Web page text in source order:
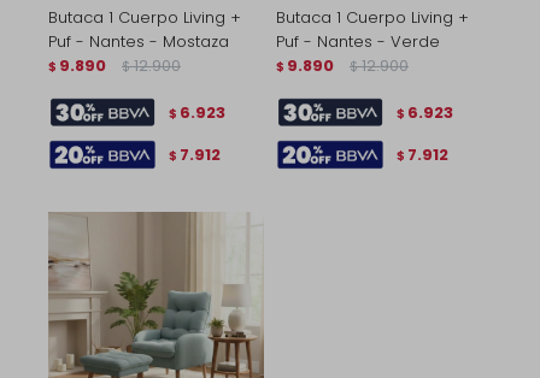
Butaca 1 Cuerpo Living +
Puf - Nantes - Mostaza
$ 9.890 $ 12.900
$ 6.923
$ 7.912
Butaca 1 Cuerpo Living +
Puf - Nantes - Verde
$ 9.890 $ 12.900
$ 6.923
$ 7.912